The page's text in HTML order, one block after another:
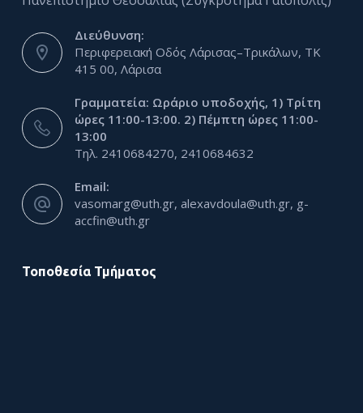
Διεύθυνση:
Περιφερειακή Οδός Λάρισας–Τρικάλων, ΤΚ
415 00, Λάρισα
Γραμματεία: Ωράριο υποδοχής, 1) Τρίτη
ώρες 11:00-13:00. 2) Πέμπτη ώρες 11:00-
13:00
Τηλ. 2410684270, 2410684632
Email:
vasomarg@uth.gr, alexavdoula@uth.gr, g-
accfin@uth.gr
Τοποθεσία Τμήματος